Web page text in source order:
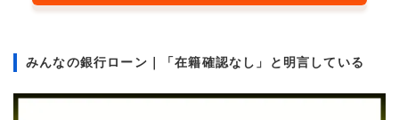
みんなの銀行ローン｜「在籍確認なし」と明言している